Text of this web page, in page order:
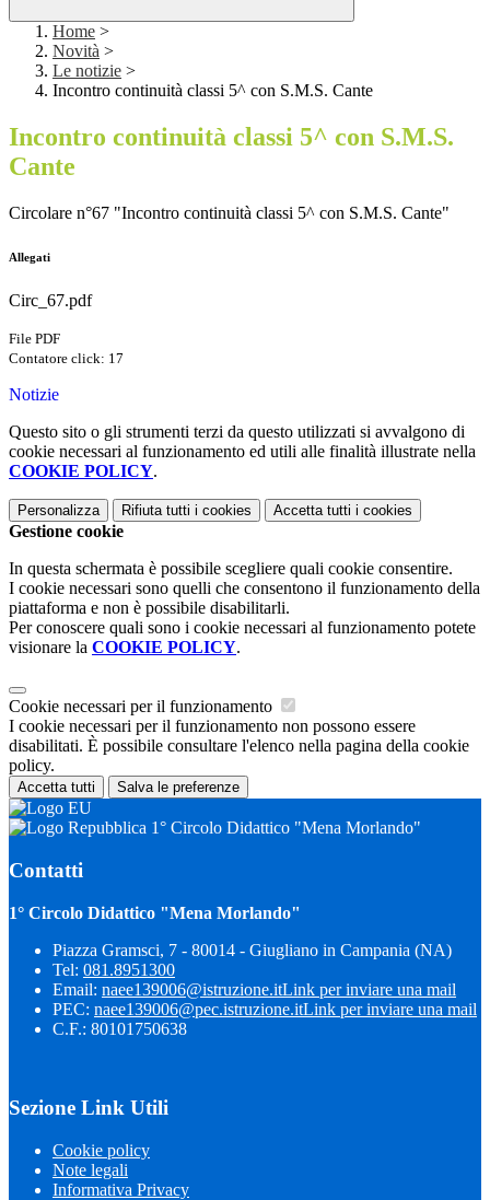
Home >
Novità >
Le notizie >
Incontro continuità classi 5^ con S.M.S. Cante
Incontro continuità classi 5^ con S.M.S.
Cante
Circolare n°67 "Incontro continuità classi 5^ con S.M.S. Cante"
Allegati
Circ_67.pdf
File PDF
Contatore click: 17
Notizie
Questo sito o gli strumenti terzi da questo utilizzati si avvalgono di
cookie necessari al funzionamento ed utili alle finalità illustrate nella
COOKIE POLICY.
Personalizza Rifiuta tutti i cookies Accetta tutti i cookies
Gestione cookie
In questa schermata è possibile scegliere quali cookie consentire.
I cookie necessari sono quelli che consentono il funzionamento della
piattaforma e non è possibile disabilitarli.
Per conoscere quali sono i cookie necessari al funzionamento potete
visionare la COOKIE POLICY.
Cookie necessari per il funzionamento
I cookie necessari per il funzionamento non possono essere
disabilitati. È possibile consultare l'elenco nella pagina della cookie
policy.
Accetta tutti Salva le preferenze
1° Circolo Didattico "Mena Morlando"
Contatti
1° Circolo Didattico "Mena Morlando"
Piazza Gramsci, 7 - 80014 - Giugliano in Campania (NA)
Tel: 081.8951300
Email: naee139006@istruzione.itLink per inviare una mail
PEC: naee139006@pec.istruzione.itLink per inviare una mail
C.F.: 80101750638
Sezione Link Utili
Cookie policy
Note legali
Informativa Privacy